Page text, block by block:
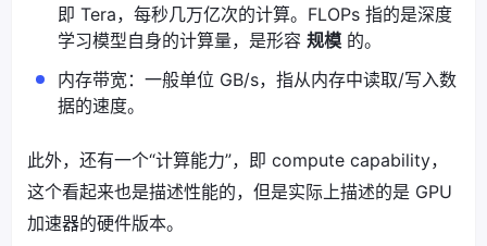
即 Tera，每秒几万亿次的计算。FLOPs 指的是深度
学习模型自身的计算量，是形容 规模 的。
内存带宽：一般单位 GB/s，指从内存中读取/写入数
据的速度。
此外，还有一个“计算能力”，即 compute capability，
这个看起来也是描述性能的，但是实际上描述的是 GPU
加速器的硬件版本。